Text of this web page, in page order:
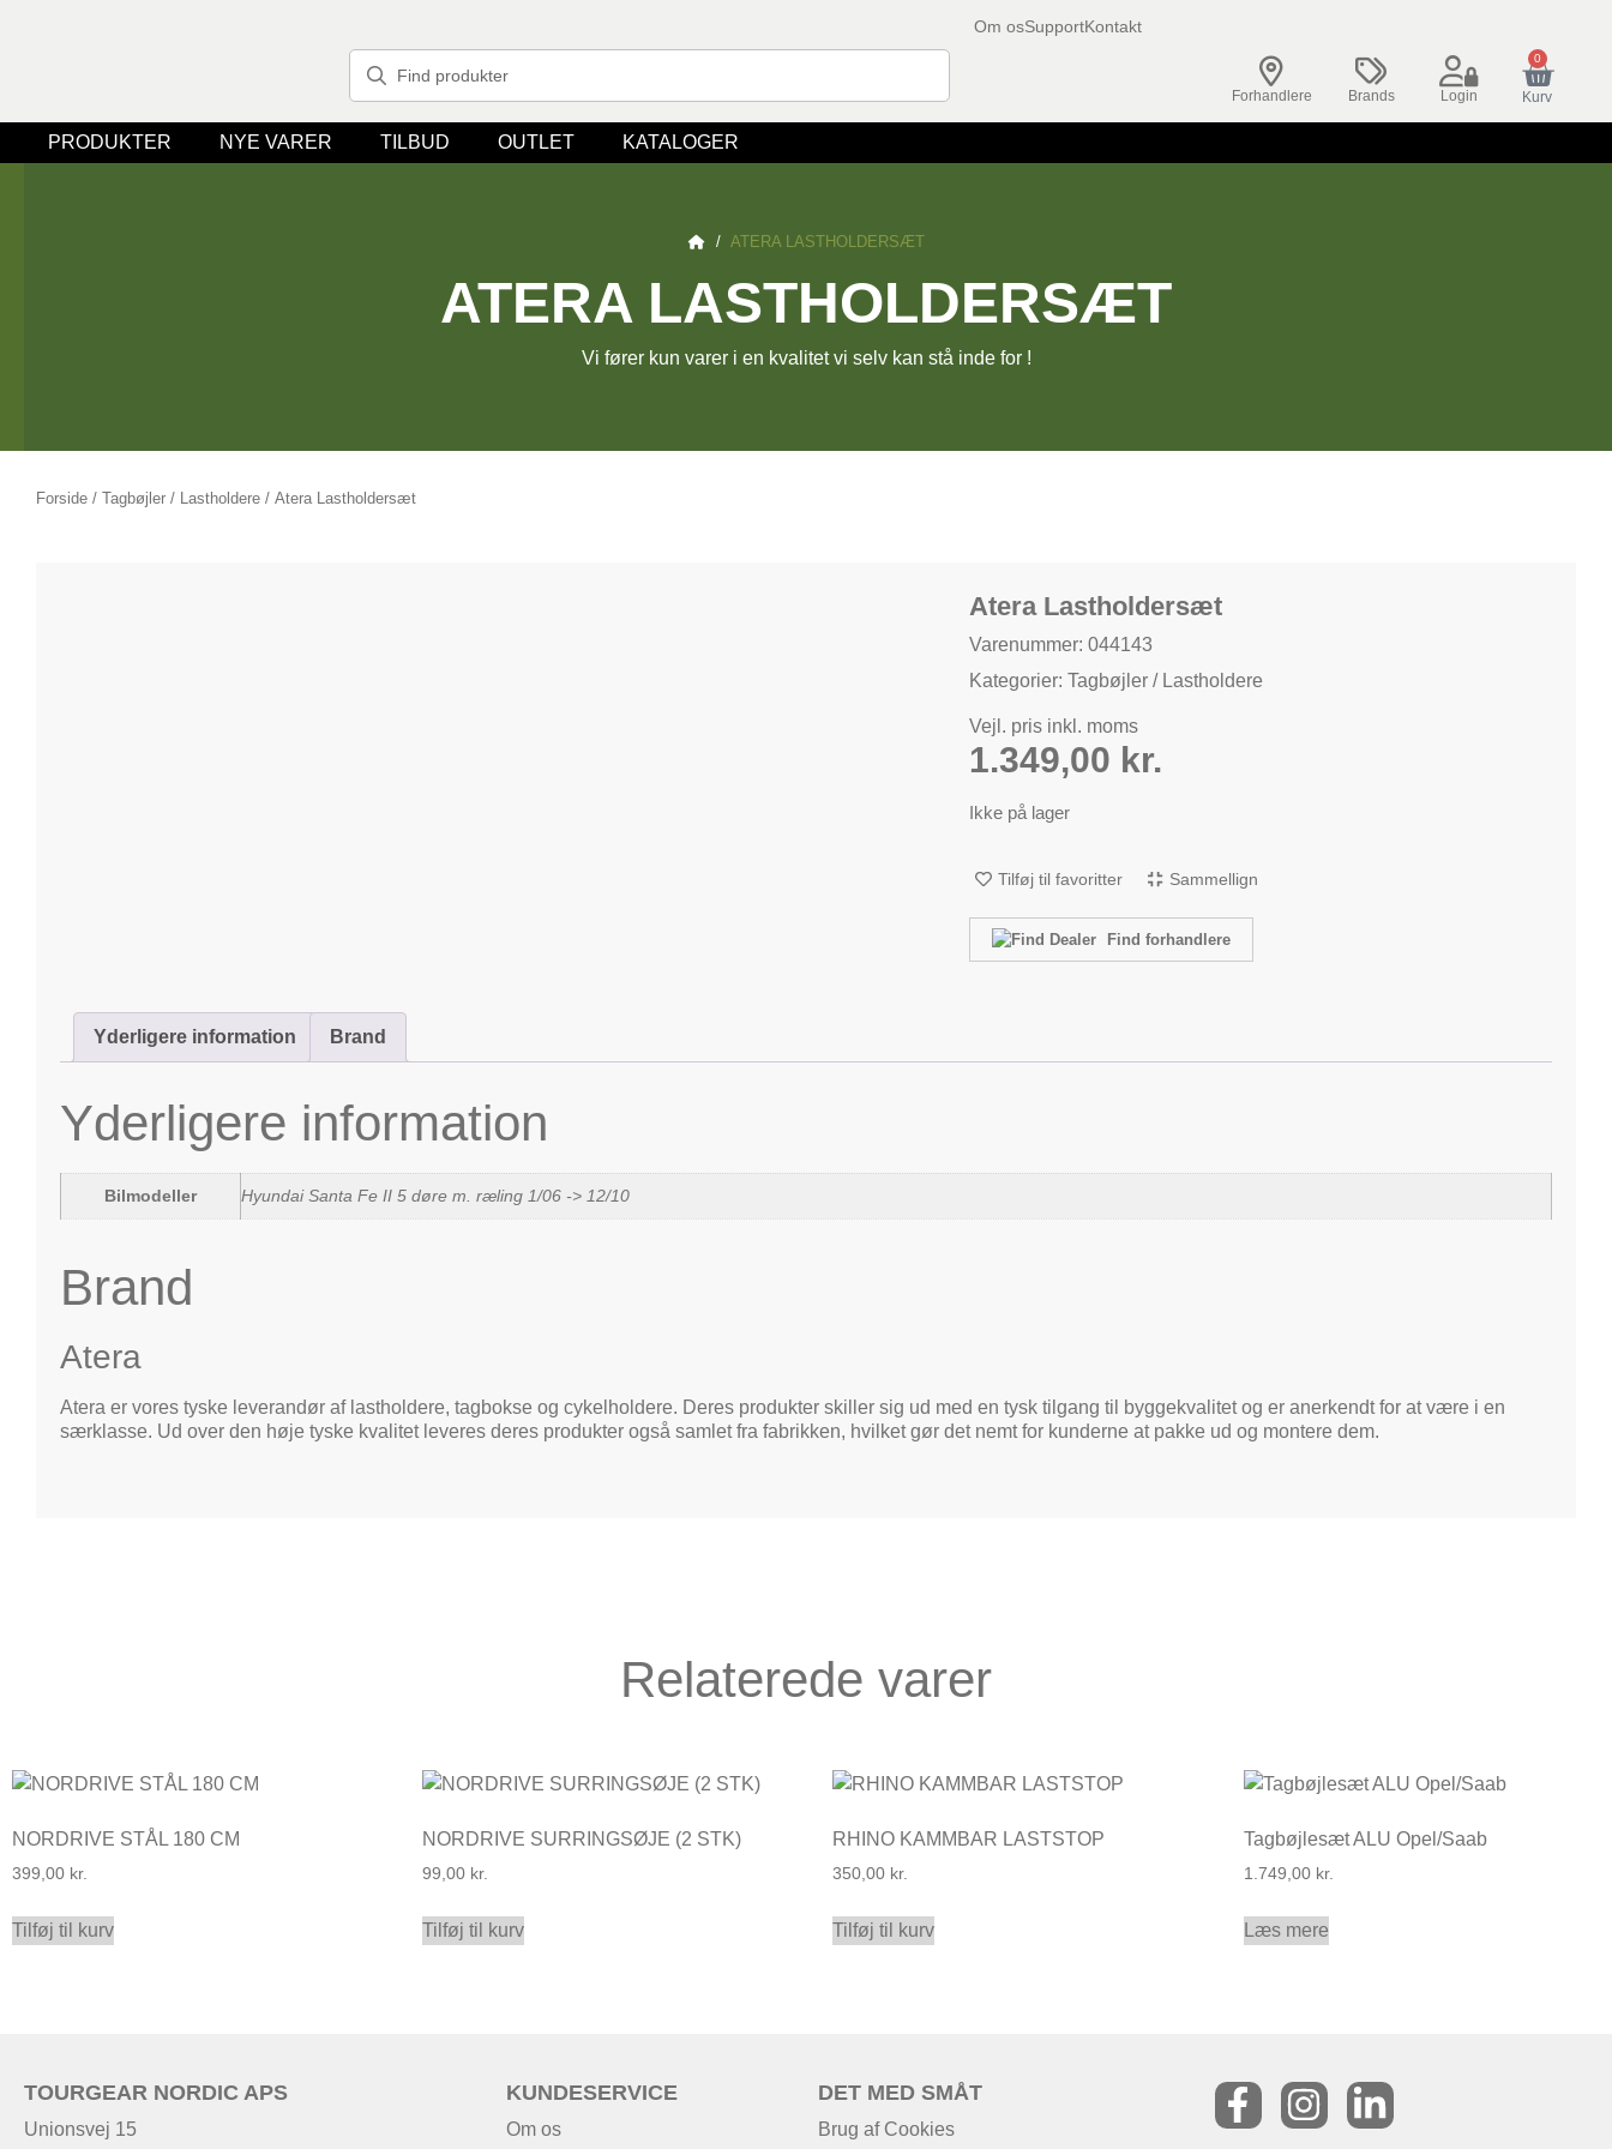
Om osSupportKontakt
Forhandlere Brands Login
0
Kurv
PRODUKTER NYE VARER TILBUD OUTLET KATALOGER
/ ATERA LASTHOLDERSÆT
ATERA LASTHOLDERSÆT
Vi fører kun varer i en kvalitet vi selv kan stå inde for !
Forside / Tagbøjler / Lastholdere / Atera Lastholdersæt
Atera Lastholdersæt
Varenummer: 044143
Kategorier:Tagbøjler / Lastholdere
Vejl. pris inkl. moms
1.349,00 kr.
Ikke på lager
Tilføj til favoritter Sammellign
Find forhandlere
Yderligere information Brand
Yderligere information
Bilmodeller Hyundai Santa Fe II 5 døre m. ræling 1/06 -> 12/10
Brand
Atera
Atera er vores tyske leverandør af lastholdere, tagbokse og cykelholdere. Deres produkter skiller sig ud med en tysk tilgang til byggekvalitet og er anerkendt for at være i en
særklasse. Ud over den høje tyske kvalitet leveres deres produkter også samlet fra fabrikken, hvilket gør det nemt for kunderne at pakke ud og montere dem.
Relaterede varer
NORDRIVE STÅL 180 CM
399,00 kr.
Tilføj til kurv
NORDRIVE SURRINGSØJE (2 STK)
99,00 kr.
Tilføj til kurv
RHINO KAMMBAR LASTSTOP
350,00 kr.
Tilføj til kurv
Tagbøjlesæt ALU Opel/Saab
1.749,00 kr.
Læs mere
TOURGEAR NORDIC APS
Unionsvej 15
KUNDESERVICE
Om os
DET MED SMÅT
Brug af Cookies